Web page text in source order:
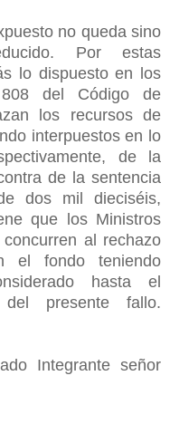
no queda sino
Por estas
lo dispuesto en los
del Código de
los recursos de
interpuestos en lo
de la
de la sentencia
dos mil dieciséis,
que los Ministros
al rechazo
el fondo teniendo
hasta el
del presente fallo.
Integrante señor